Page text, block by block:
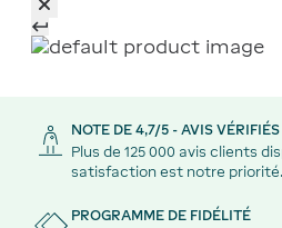
NOTE DE 4,7/5 - AVIS VÉRIFIÉS
Plus de 125 000 avis clients
satisfaction est notre priorité.
PROGRAMME DE FIDÉLITÉ